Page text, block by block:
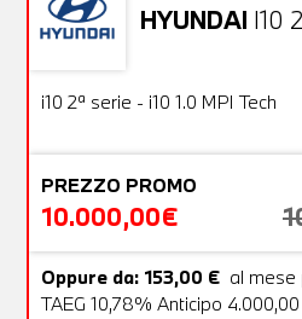
HYUNDAI I10
Usato
i10 2ª serie - i10 1.0 MPI Tech
PREZZO PROMO
10.000,00€
Oppure da: 153,00 € al mese
TAEG 10,78% Anticipo